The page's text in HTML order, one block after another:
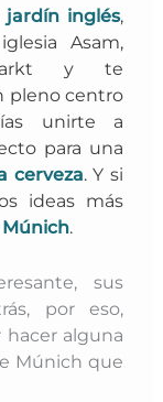
jardín inglés,
Asam,
y te
pleno centro
unirte a
para una
cerveza.Y si
ideas más
Múnich.
sus
por eso,
alguna
Múnich que